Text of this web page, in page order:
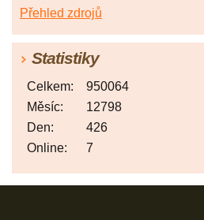
Přehled zdrojů
Statistiky
Online: 7
Celkem:
950064
Měsíc:
12798
Den:
426